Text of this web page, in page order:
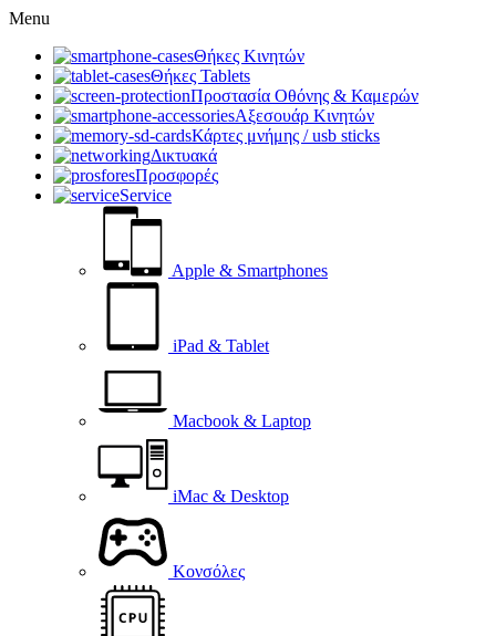
Menu
Θήκες Κινητών
Θήκες Tablets
Προστασία Οθόνης & Καμερών
Αξεσουάρ Κινητών
Κάρτες μνήμης / usb sticks
Δικτυακά
Προσφορές
Service
Apple & Smartphones
iPad & Tablet
Macbook & Laptop
iMac & Desktop
Κονσόλες